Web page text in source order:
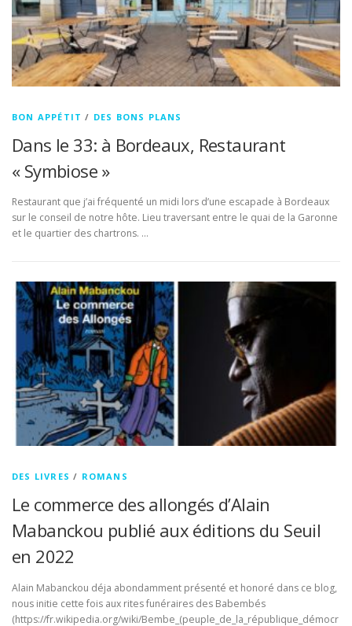
BON APPÉTIT / DES BONS PLANS
Dans le 33: à Bordeaux, Restaurant
« Symbiose »
Restaurant que j’ai fréquenté un midi lors d’une escapade à Bordeaux
sur le conseil de notre hôte. Lieu traversant entre le quai de la Garonne
et le quartier des chartrons. …
DES LIVRES / ROMANS
Le commerce des allongés d’Alain
Mabanckou publié aux éditions du Seuil
en 2022
Alain Mabanckou déja abondamment présenté et honoré dans ce blog,
nous initie cette fois aux rites funéraires des Babembés
(https://fr.wikipedia.org/wiki/Bembe_(peuple_de_la_république_démocr